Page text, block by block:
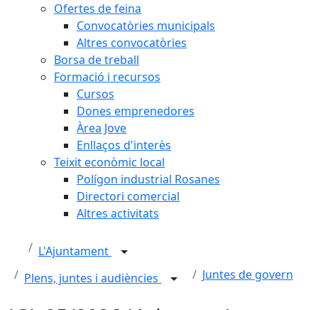
Ofertes de feina
Convocatòries municipals
Altres convocatòries
Borsa de treball
Formació i recursos
Cursos
Dones emprenedores
Àrea Jove
Enllaços d'interès
Teixit econòmic local
Polígon industrial Rosanes
Directori comercial
Altres activitats
L'Ajuntament
Plens, juntes i audiències
Juntes de govern